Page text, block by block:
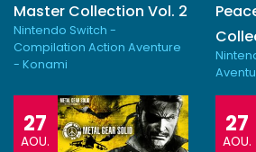
Master Collection Vol. 2
Nintendo Switch -
Compilation Action Aventure
- Konami
27
AOU.
27
AOU.